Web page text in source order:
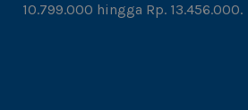
10.799.000 hingga Rp. 13.456.000.